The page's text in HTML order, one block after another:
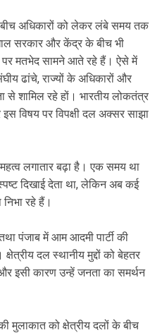
अधिकारों को लेकर लंबे समय तक
सरकार और केंद्र के बीच भी
पर मतभेद सामने आते रहे हैं। ऐसे में
ढांचे, राज्यों के अधिकारों और
से शामिल रहे हों। भारतीय लोकतंत्र
विषय पर विपक्षी दल अक्सर साझा
महत्व लगातार बढ़ा है। एक समय था
दिखाई देता था, लेकिन अब कई
निभा रहे हैं।
पंजाब में आम आदमी पार्टी की
दल स्थानीय मुद्दों को बेहतर
इसी कारण उन्हें जनता का समर्थन
मुलाकात को क्षेत्रीय दलों के बीच